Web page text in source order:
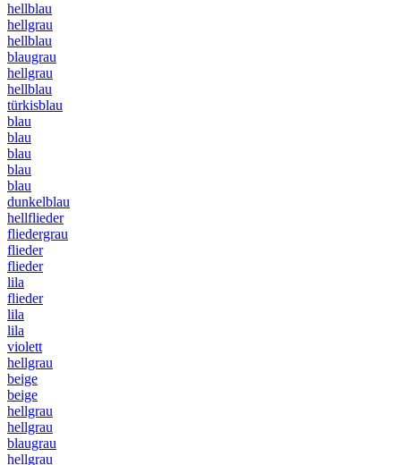
hellblau
hellgrau
hellblau
blaugrau
hellgrau
hellblau
türkisblau
blau
blau
blau
blau
blau
dunkelblau
hellflieder
fliedergrau
flieder
flieder
lila
flieder
lila
lila
violett
hellgrau
beige
beige
hellgrau
hellgrau
blaugrau
hellgrau